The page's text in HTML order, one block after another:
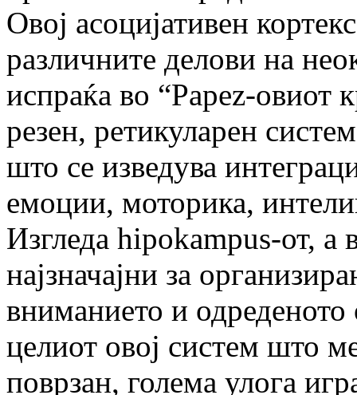
Овој асоцијативен
различните делови на
испраќа во “Papez-овиот
резен, ретикуларен
што се изведува
емоции, моторика,
Изгледа hipokampus-от, а
најзначајни за
вниманието и
целиот овој систем што
поврзан, голема улога